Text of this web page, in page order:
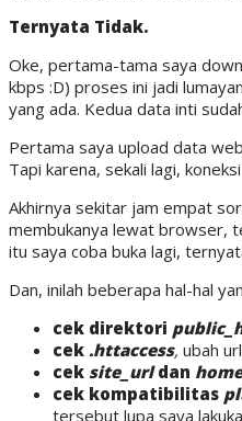
Ternyata Tidak.
Oke, pertama-tama saya
kbps :D) proses ini jadi
yang ada. Kedua data inti
Pertama saya upload data
Tapi karena, sekali lagi,
Akhirnya sekitar jam empat
membukanya lewat browser,
itu saya coba buka lagi,
Dan, inilah beberapa hal-hal
cek direktori
cek .httaccess, ubah
cek site_urldan home
cek kompatibilitas
tersebut lupa saya